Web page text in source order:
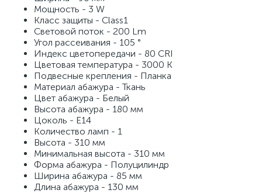
Мощность - 3 W
Класс защиты - Class1
Световой поток - 200 Lm
Угол рассеивания - 105 °
Индекс цветопередачи - 80 CRI
Цветовая температура - 3000 K
Подвесные крепления - Планка
Материал абажура - Ткань
Цвет абажура - Белый
Высота абажура - 180 мм
Цоколь - E14
Количество ламп - 1
Высота - 310 мм
Минимальная высота - 310 мм
Форма абажура - Полуцилиндр
Ширина абажура - 85 мм
Длина абажура - 130 мм